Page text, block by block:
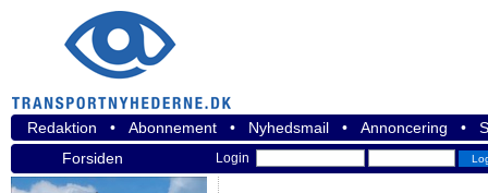
Redaktion • Abonnement • Nyhedsmail • Annoncering •
Forsiden
Login